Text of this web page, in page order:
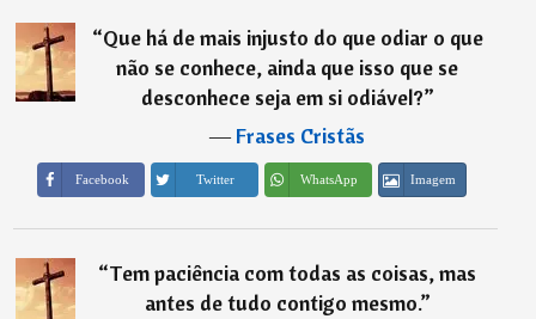
“Que há de mais injusto do que odiar o que
não se conhece, ainda que isso que se
desconhece seja em si odiável?”
―Frases Cristãs
Facebook Twitter WhatsApp Imagem
“Tem paciência com todas as coisas, mas
antes de tudo contigo mesmo.”